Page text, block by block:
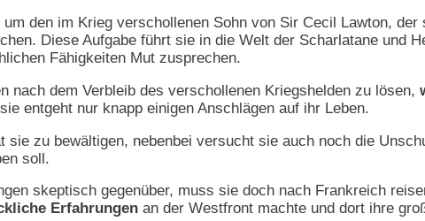
um den im Krieg verschollenen Sohn von Sir Cecil Lawton,
Diese Aufgabe führt sie in die Welt der Scharlatane und
Fähigkeiten Mut zusprechen.
nach dem Verbleib des verschollenen Kriegshelden zu lösen,
entgeht nur knapp einigen Anschlägen auf ihr Leben.
sie zu bewältigen, nebenbei versucht sie auch noch die
soll.
skeptisch gegenüber, muss sie doch nach Frankreich
Erfahrungen an der Westfront machte und dort ihre